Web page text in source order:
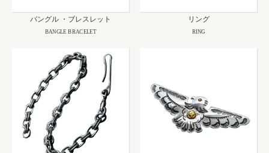
バングル ・ブレスレット
BANGLE BRACELET
リング
RING